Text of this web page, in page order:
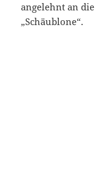
angelehnt an
„Schäublone“.